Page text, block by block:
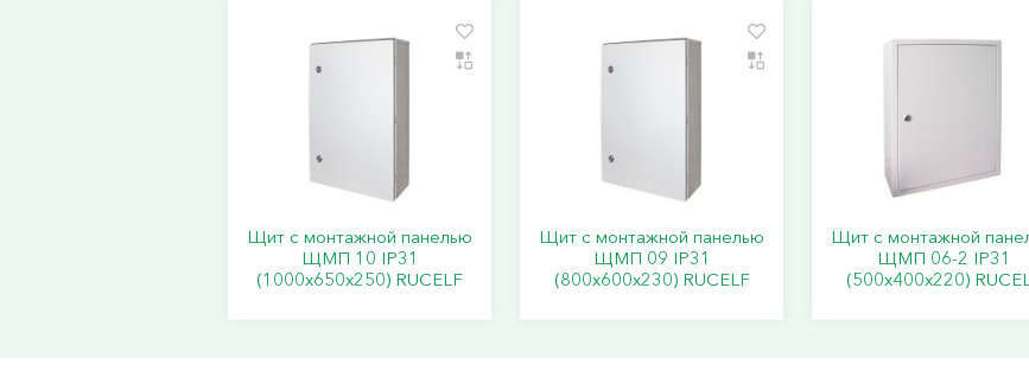
Щит с монтажной панелью
ЩМП 10 IP31
(1000х650х250) RUCELF
Щит с монтажной панелью
ЩМП 09 IP31
(800х600х230) RUCELF
Щит с монтажной
ЩМП 06-2 IP31
(500х400х220)